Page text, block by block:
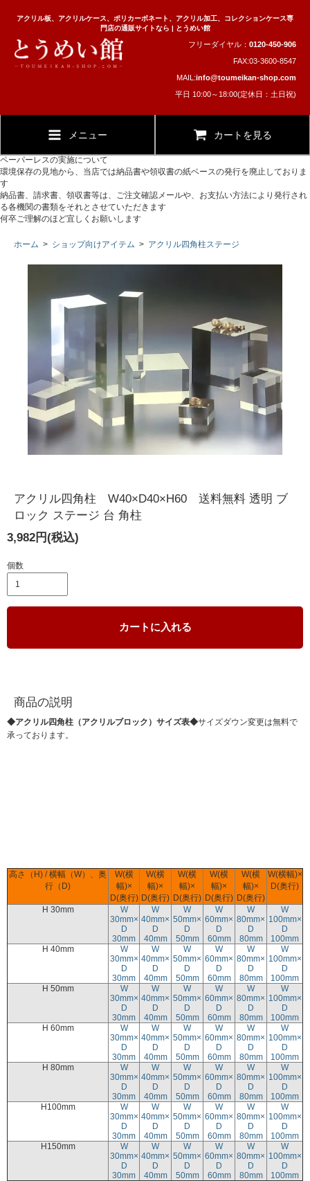
アクリル板、アクリルケース、ポリカーボネート、アクリル加工、コレクションケース専
門店の通販サイトなら | とうめい館
フリーダイヤル： 0120-450-906
FAX:03-3600-8547
MAIL:info@toumeikan-shop.com
平日 10:00～18:00(定休日：土日祝)
メニュー カートを見る
ペーパーレスの実施について
環境保存の見地から、当店では納品書や領収書の紙ベースの発行を廃止しておりま
す
納品書、請求書、領収書等は、ご注文確認メールや、お支払い方法により発行され
る各機関の書類をそれとさせていただきます
何卒ご理解のほど宜しくお願いします
ホーム > ショップ向けアイテム > アクリル四角柱ステージ
アクリル四角柱 W40×D40×H60 送料無料 透明 ブ
ロック ステージ 台 角柱
3,982円(税込)
個数
カートに入れる
商品の説明
◆アクリル四角柱（アクリルブロック）サイズ表◆サイズダウン変更は無料で
承っております。
高さ（H) / 横幅（W）、奥
行（D)
W(横
幅)×
D(奥行)
W(横
幅)×
D(奥行)
W(横
幅)×
D(奥行)
W(横
幅)×
D(奥行)
W(横
幅)×
D(奥行)
W(横幅)×
D(奥行)
H 30mm
W
30mm×
D
30mm
W
40mm×
D
40mm
W
50mm×
D
50mm
W
60mm×
D
60mm
W
80mm×
D
80mm
W
100mm×
D
100mm
H 40mm
W
30mm×
D
30mm
W
40mm×
D
40mm
W
50mm×
D
50mm
W
60mm×
D
60mm
W
80mm×
D
80mm
W
100mm×
D
100mm
H 50mm
W
30mm×
D
30mm
W
40mm×
D
40mm
W
50mm×
D
50mm
W
60mm×
D
60mm
W
80mm×
D
80mm
W
100mm×
D
100mm
H 60mm
W
30mm×
D
30mm
W
40mm×
D
40mm
W
50mm×
D
50mm
W
60mm×
D
60mm
W
80mm×
D
80mm
W
100mm×
D
100mm
H 80mm
W
30mm×
D
30mm
W
40mm×
D
40mm
W
50mm×
D
50mm
W
60mm×
D
60mm
W
80mm×
D
80mm
W
100mm×
D
100mm
H100mm
W
30mm×
D
30mm
W
40mm×
D
40mm
W
50mm×
D
50mm
W
60mm×
D
60mm
W
80mm×
D
80mm
W
100mm×
D
100mm
H150mm
W
30mm×
D
30mm
W
40mm×
D
40mm
W
50mm×
D
50mm
W
60mm×
D
60mm
W
80mm×
D
80mm
W
100mm×
D
100mm